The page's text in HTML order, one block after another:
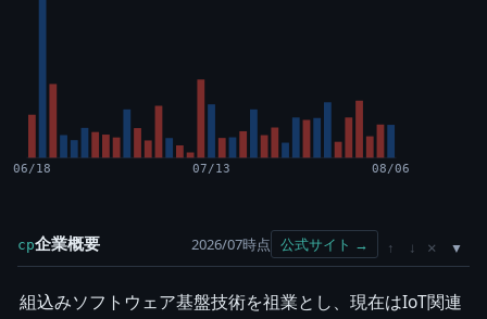
06/18 07/13 08/06
cp企業概要 2026/07時点 公式サイト → ↑ ↓ ×
組込みソフトウェア基盤技術を祖業とし、現在はIoT関連